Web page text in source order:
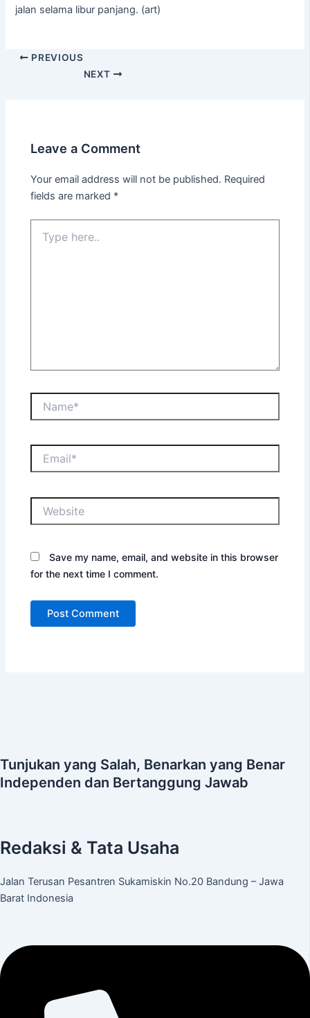
jalan selama libur panjang. (art)
PREVIOUS
NEXT
Leave a Comment
Your email address will not be published. Required
fields are marked *
here..
Save my name, email, and website in this browser
for the next time I comment.
Tunjukan yang Salah, Benarkan yang Benar
Independen dan Bertanggung Jawab
Redaksi & Tata Usaha
Jalan Terusan Pesantren Sukamiskin No.20 Bandung – Jawa
Barat Indonesia